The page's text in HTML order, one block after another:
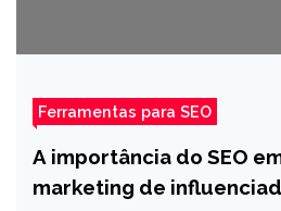
Ferramentas para SEO
A importância do SEO
marketing de